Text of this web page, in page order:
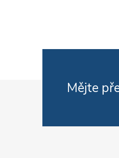
Mějte